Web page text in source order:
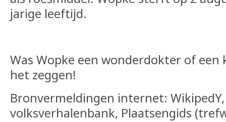
jarige leeftijd.
Was Wopke een wonderdokter of een
het zeggen!
Bronvermeldingen internet:
volksverhalenbank, Plaatsengids